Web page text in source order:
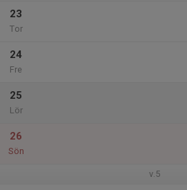
23
Tor
24
Fre
25
Lör
26
Sön
v.5